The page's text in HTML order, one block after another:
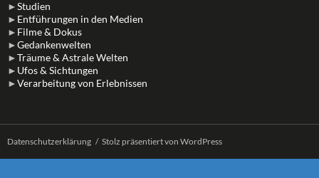
►Studien
► Entführungen in den Medien
► Filme & Dokus
►Gedankenwelten
►Träume & Astrale Welten
► Ufos & Sichtungen
►Verarbeitung von Erlebnissen
Datenschutzerklärung Stolz präsentiert von WordPress